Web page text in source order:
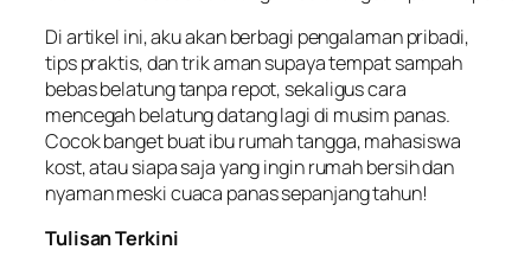
Di artikel ini, aku akan berbagi pengalaman pribadi,
tips praktis, dan trik aman supaya tempat sampah
bebas belatung tanpa repot, sekaligus cara
mencegah belatung datang lagi di musim panas.
Cocok banget buat ibu rumah tangga, mahasiswa
kost, atau siapa saja yang ingin rumah bersih dan
nyaman meski cuaca panas sepanjang tahun!
Tulisan Terkini